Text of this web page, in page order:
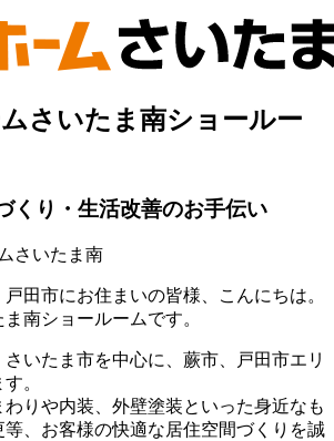
くり・生活改善のお手伝い
田市にお住まいの皆様、こんにちは。
南ショールームです。
いたま市を中心に、蕨市、戸田市エリ
。
りや内装、外壁塗装といった身近なも
、お客様の快適な居住空間づくりを誠